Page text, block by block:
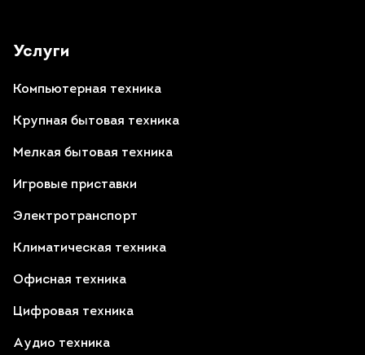
Услуги
Компьютерная техника
Крупная бытовая техника
Мелкая бытовая техника
Игровые приставки
Электротранспорт
Климатическая техника
Офисная техника
Цифровая техника
Аудио техника